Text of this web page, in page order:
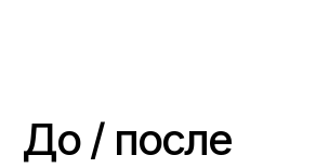
До / после